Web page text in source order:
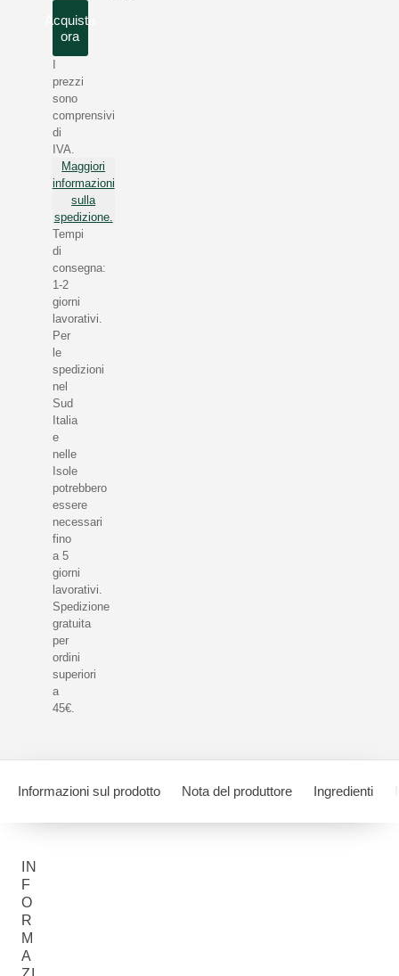
Acquista
ora
prezzi
sono
comprensivi
di
IVA.
Maggiori
informazioni
sulla
spedizione.
Tempi
di
consegna:
1-2
giorni
lavorativi.
Per
le
spedizioni
nel
Sud
Italia
e
nelle
Isole
potrebbero
essere
necessari
fino
a 5
giorni
lavorativi.
Spedizione
gratuita
per
ordini
superiori
a
45€.
Informazioni sul prodotto Nota del produttore Ingredienti
IN
F
O
R
M
A